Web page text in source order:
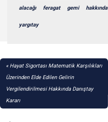
alacağı feragat gemi hakkında
yargıtay
YAZI
GEZINMESI
Hayat Sigortası Matematik Karşılıkları
Üzerinden Elde Edilen Gelirin
Vergilendirilmesi Hakkında Danıştay
Kararı